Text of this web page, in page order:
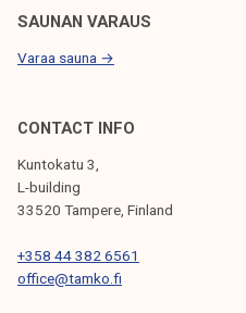
SAUNAN VARAUS
Varaa sauna →
CONTACT INFO
Kuntokatu 3,
L-building
33520 Tampere, Finland
+358 44 382 6561
office@tamko.fi